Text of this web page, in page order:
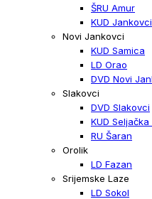
ŠRU Amur
KUD Jankovci
Novi Jankovci
KUD Samica
LD Orao
DVD Novi
Slakovci
DVD Slakovci
KUD
RU Šaran
Orolik
LD Fazan
Srijemske Laze
LD Sokol